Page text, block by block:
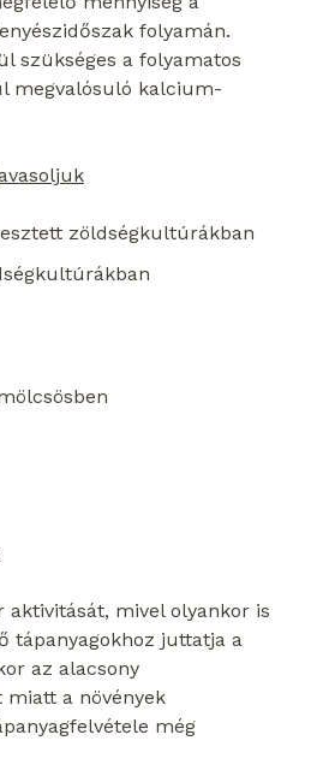
folyamán.
szükséges a folyamatos
megvalósuló kalcium-
zöldségkultúrákban
aktivitását, mivel olyankor is
tápanyagokhoz juttatja a
az alacsony
a növények
még